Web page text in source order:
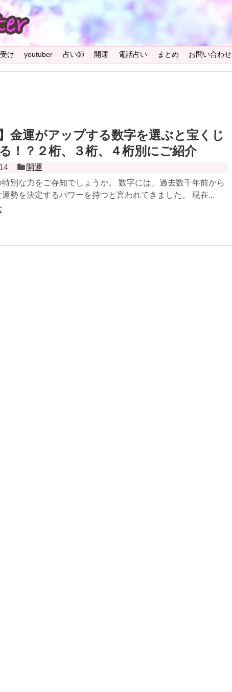
け youtuber 占い師 開運 電話占い まとめ お問い合わせ
】金運がアップする数字を選ぶと宝くじ
！？２桁、３桁、４桁別にご紹介
開運
別な力をご存知でしょうか。 数字には、過去数千年前から
運勢を決定するパワーを持つと言われてきました。 現在...